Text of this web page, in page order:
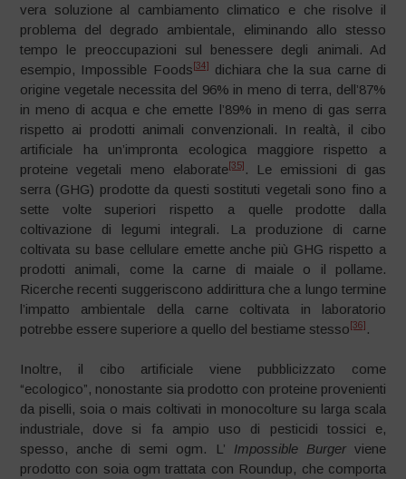
vera soluzione al cambiamento climatico e che risolve il
problema del degrado ambientale, eliminando allo stesso
tempo le preoccupazioni sul benessere degli animali. Ad
esempio, Impossible Foods [34]
dichiara che la sua carne di
origine vegetale necessita del 96% in meno di terra, dell’87%
in meno di acqua e che emette l’89% in meno di gas serra
rispetto ai prodotti animali convenzionali. In realtà, il cibo
artificiale ha un’impronta ecologica maggiore rispetto a
proteine ​vegetali meno elaborate[35] . Le emissioni di gas
serra (GHG) prodotte da questi sostituti vegetali sono fino a
sette volte superiori rispetto a quelle prodotte dalla
coltivazione di legumi integrali. La produzione di carne
coltivata su base cellulare emette anche più GHG rispetto a
prodotti animali, come la carne di maiale o il pollame.
Ricerche recenti suggeriscono addirittura che a lungo termine
l’impatto ambientale della carne coltivata in laboratorio
potrebbe essere superiore a quello del bestiame stesso [36] .
Inoltre, il cibo artificiale viene pubblicizzato come
“ecologico”, nonostante sia prodotto con proteine ​​provenienti
da piselli, soia o mais coltivati in monocolture su larga scala
industriale, dove si fa ampio uso di pesticidi tossici e,
spesso, anche di semi ogm. L’ Impossible Burgerviene
prodotto con soia ogm trattata con Roundup, che comporta